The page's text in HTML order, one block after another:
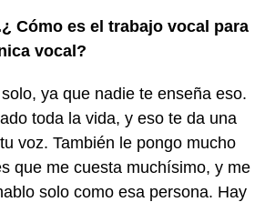
Cómo es el trabajo vocal para
vocal?
ya que nadie te enseña eso.
toda la vida, y eso te da una
voz. También le pongo mucho
que me cuesta muchísimo, y me
solo como esa persona. Hay